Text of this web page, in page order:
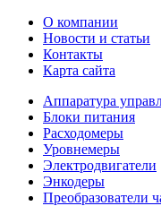
О компании
Новости и статьи
Контакты
Карта сайта
Аппаратура
Блоки питания
Расходомеры
Уровнемеры
Электродвигатели
Энкодеры
Преобразователи